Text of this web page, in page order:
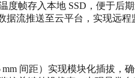
度帧存入本地 SSD，便于后期
据流推送至云平台，实现远程
mm 间距）实现模块化插拔，